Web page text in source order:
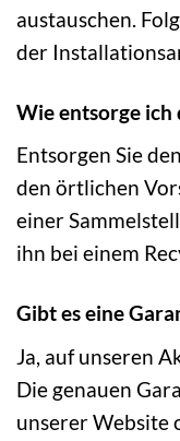
austauschen.
der
Wie entsorge ich
Entsorgen Sie
den örtlichen
einer
ihn bei einem
Gibt es eine
Ja, auf unseren
Die genauen
unserer Website